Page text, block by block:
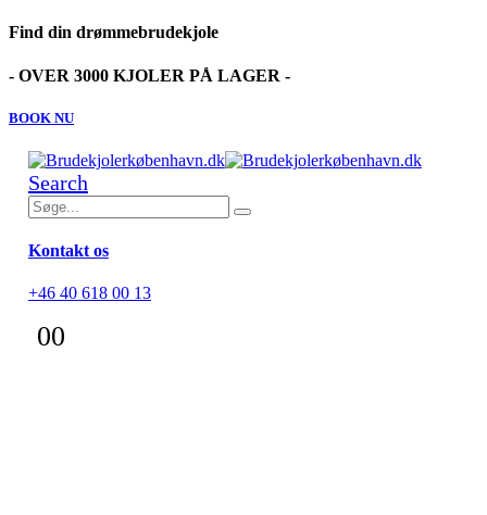
Find din drømmebrudekjole
- OVER 3000 KJOLER PÅ LAGER -
BOOK NU
Search
Kontakt os
+46 40 618 00 13
00